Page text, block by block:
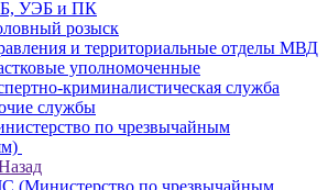
УЭБ и ПК
розыск
и территориальные отделы МВД
уполномоченные
криминалистическая служба
службы
по чрезвычайным
(Министерство по чрезвычайным